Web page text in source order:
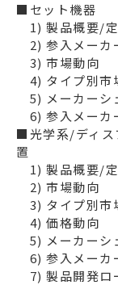
■セット機器
1) 製品概要/
2) 参入メーカ
3) 市場動向
4) タイプ別市
5) メーカーシ
6) 参入メーカ
■光学系/ディス
置
1) 製品概要/
2) 市場動向
3) タイプ別市
4) 価格動向
5) メーカーシ
6) 参入メーカ
7) 製品開発ロ